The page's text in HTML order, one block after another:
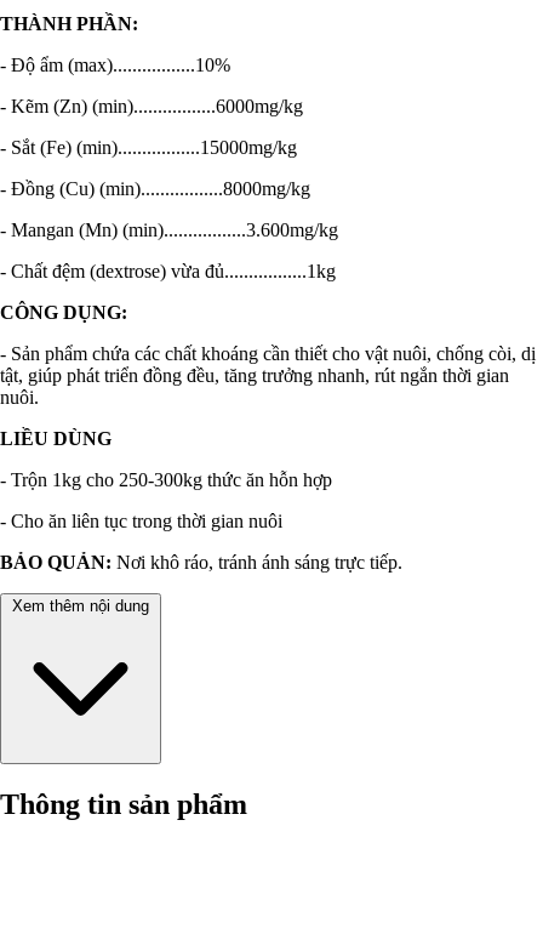
THÀNH PHẦN:
- Độ ẩm (max).................10%
- Kẽm (Zn) (min).................6000mg/kg
- Sắt (Fe) (min).................15000mg/kg
- Đồng (Cu) (min).................8000mg/kg
- Mangan (Mn) (min).................3.600mg/kg
- Chất đệm (dextrose) vừa đủ.................1kg
CÔNG DỤNG:
- Sản phẩm chứa các chất khoáng cần thiết cho vật nuôi, chống còi, dị
tật, giúp phát triển đồng đều, tăng trưởng nhanh, rút ngắn thời gian
nuôi.
LIỀU DÙNG
- Trộn 1kg cho 250-300kg thức ăn hỗn hợp
- Cho ăn liên tục trong thời gian nuôi
BẢO QUẢN: Nơi khô ráo, tránh ánh sáng trực tiếp.
Xem thêm nội dung
Thông tin sản phẩm